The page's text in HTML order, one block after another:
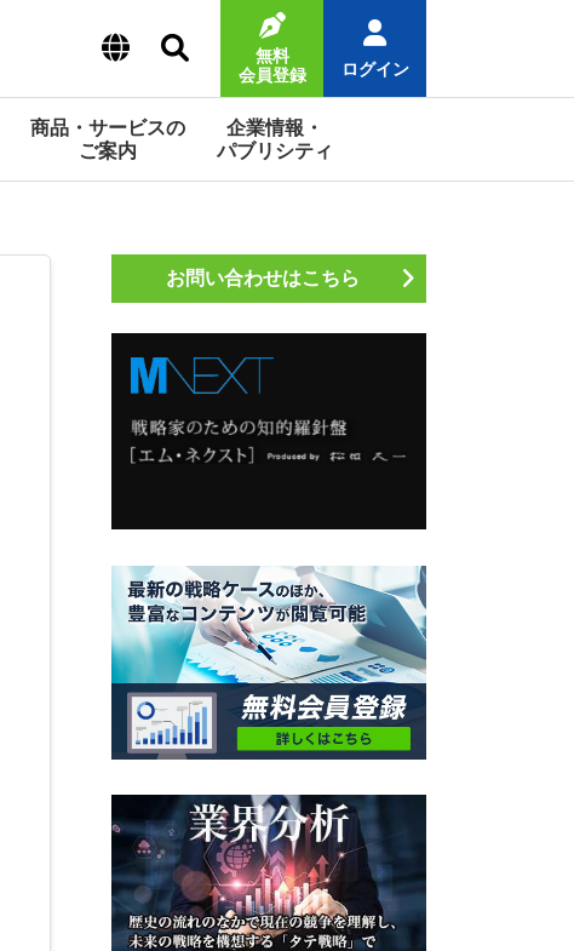
無料
会員登録
ログイン
商品・サービスの
ご案内
企業情報・
パブリシティ
お問い合わせはこちら